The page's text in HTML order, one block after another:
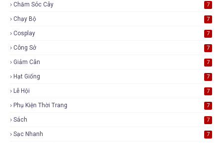
Chăm Sóc Cây 7
Chạy Bộ 7
Cosplay 7
Công Sở 7
Giảm Cân 7
Hạt Giống 7
Lễ Hội 7
Phụ Kiện Thời Trang 7
Sách 7
Sạc Nhanh 7